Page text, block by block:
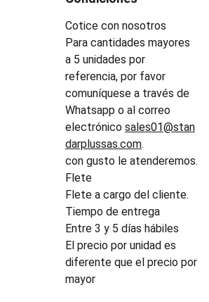
Cotice con nosotros
Para cantidades mayores
a 5 unidades por
referencia, por favor
comuníquese a través de
Whatsapp o al correo
electrónico sales01@stan
darplussas.com.
con gusto le atenderemos.
Flete
Flete a cargo del cliente.
Tiempo de entrega
Entre 3 y 5 días hábiles
El precio por unidad es
diferente que el precio por
mayor